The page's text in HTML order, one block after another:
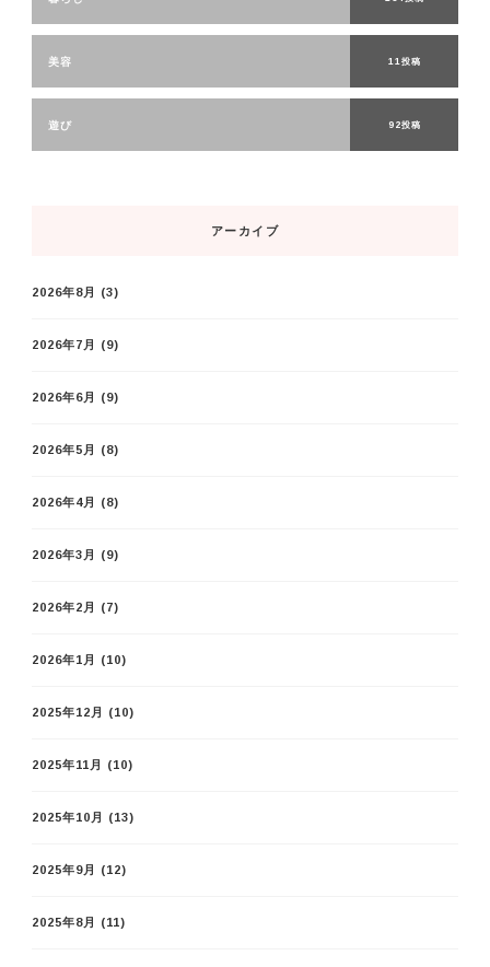
美容 11投稿
遊び 92投稿
アーカイブ
2026年8月 (3)
2026年7月 (9)
2026年6月 (9)
2026年5月 (8)
2026年4月 (8)
2026年3月 (9)
2026年2月 (7)
2026年1月 (10)
2025年12月 (10)
2025年11月 (10)
2025年10月 (13)
2025年9月 (12)
2025年8月 (11)